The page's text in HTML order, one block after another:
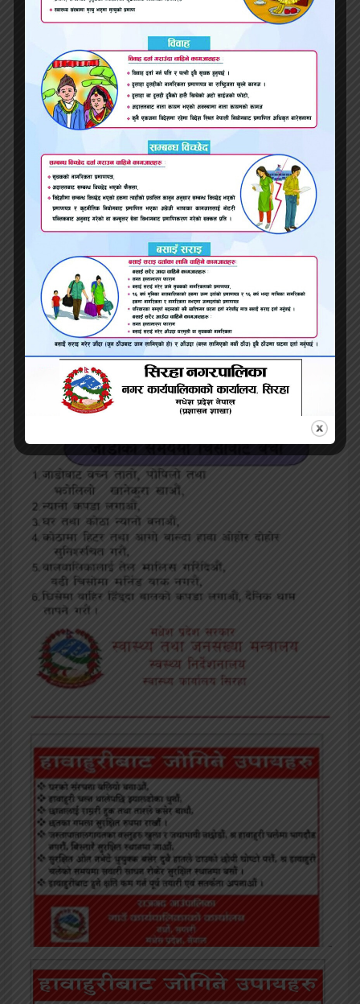
भ्रष्टाचार नियन्त्रण र सुशासनको प्रत्याभूतिका लागि
सरकार गम्भीर छ, प्रधानमन्त्री